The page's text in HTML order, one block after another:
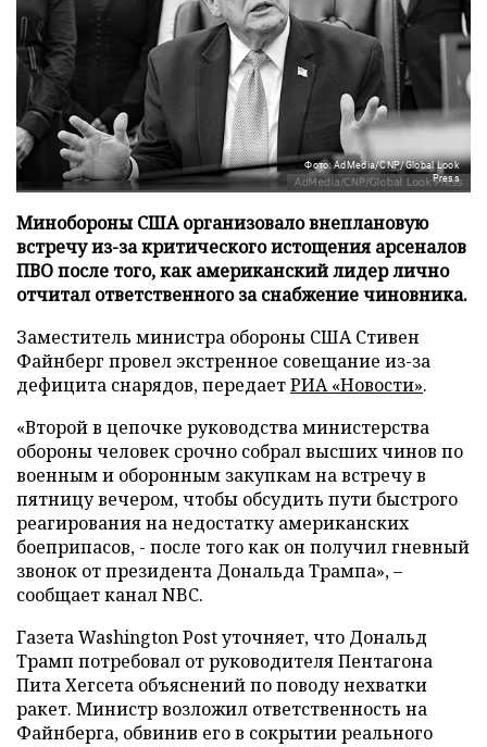
Фото: AdMedia/CNP/Global Look
Press
Минобороны США организовало внеплановую
встречу из-за критического истощения арсеналов
ПВО после того, как американский лидер лично
отчитал ответственного за снабжение чиновника.
Заместитель министра обороны США Стивен
Файнберг провел экстренное совещание из-за
дефицита снарядов, передаетРИА «Новости».
«Второй в цепочке руководства министерства
обороны человек срочно собрал высших чинов по
военным и оборонным закупкам на встречу в
пятницу вечером, чтобы обсудить пути быстрого
реагирования на недостатку американских
боеприпасов, - после того как он получил гневный
звонок от президента Дональда Трампа», –
сообщает канал NBC.
Газета Washington Post уточняет, что Дональд
Трамп потребовал от руководителя Пентагона
Пита Хегсета объяснений по поводу нехватки
ракет. Министр возложил ответственность на
Файнберга, обвинив его в сокрытии реального